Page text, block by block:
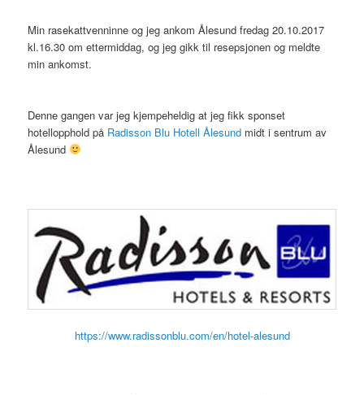
Min rasekattvenninne og jeg ankom Ålesund fredag 20.10.2017
kl.16.30 om ettermiddag, og jeg gikk til resepsjonen og meldte
min ankomst.
Denne gangen var jeg kjempeheldig at jeg fikk sponset
hotellopphold på Radisson Blu Hotell Ålesund midt i sentrum av
Ålesund
https://www.radissonblu.com/en/hotel-alesund